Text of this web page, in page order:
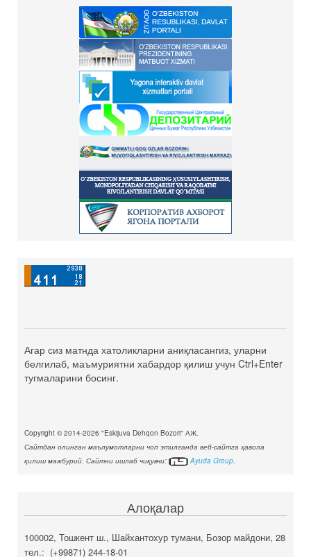
Агар сиз матнда хатоликларни аниқласангиз, уларни
белгилаб, маъмуриятни хабардор қилиш учун Ctrl+Enter
тугмаларини босинг.
Copyright © 2014-2026 "Eskijuva Dehqon Bozori" АЖ.
Сайтдан олинган маълумотларни чоп этилганда веб-сайтга ҳавола
қилиш мажбурий. Сайтни ишлаб чиқувчи:
Ayuda Group.
Алоқалар
100002, Тошкент ш., Шайхантохур тумани, Бозор майдони, 28
тел.: (+99871) 244-18-01